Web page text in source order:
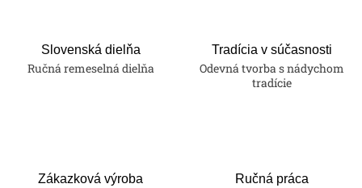
Slovenská dielňa
Ručná remeselná dielňa
Tradícia v súčasnosti
Odevná tvorba s nádychom
tradície
Zákazková výroba Ručná práca